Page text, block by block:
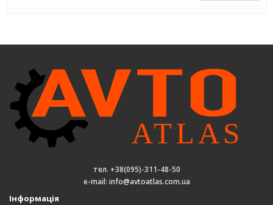
тел. +38(095)-311-48-50
e-mail: info@avtoatlas.com.ua
Інформація